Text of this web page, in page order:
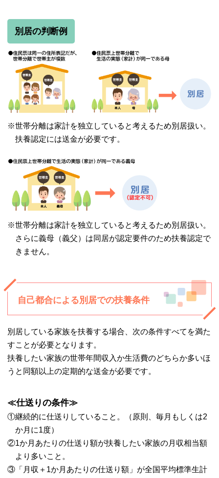
別居の判断例
※世帯分離は家計を独立していると考えるため別居扱い。
扶養認定には送金が必要です。
※世帯分離は家計を独立していると考えるため別居扱い。
さらに義母（義父）は同居が認定要件のため扶養認定で
きません。
自己都合による別居での扶養条件
別居している家族を扶養する場合、次の条件すべてを満た
すことが必要となります。
扶養したい家族の世帯年間収入か生活費のどちらか多いほ
うと同額以上の定期的な送金が必要です。
≪仕送りの条件≫
①継続的に仕送りしていること。（原則、毎月もしくは2
か月に1度）
②1か月あたりの仕送り額が扶養したい家族の月収相当額
より多いこと。
③「月収＋1か月あたりの仕送り額」が全国平均標準生計